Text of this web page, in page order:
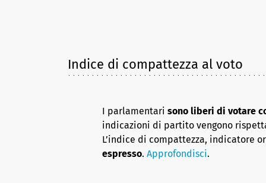
Indice di compattezza al voto
I parlamentari sono liberi di votare
indicazioni di partito vengono
L’indice di compattezza, indicatore
espresso. Approfondisci.